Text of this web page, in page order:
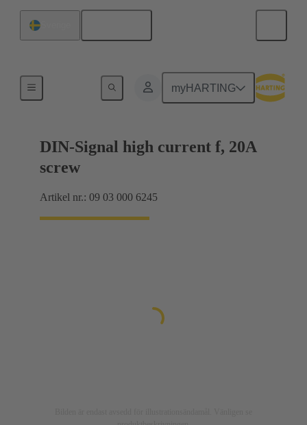
myHARTING
Förbindning moderkort till dotterkort
DIN-Signal high current f, 20A
screw
Artikel nr.: 09 03 000 6245